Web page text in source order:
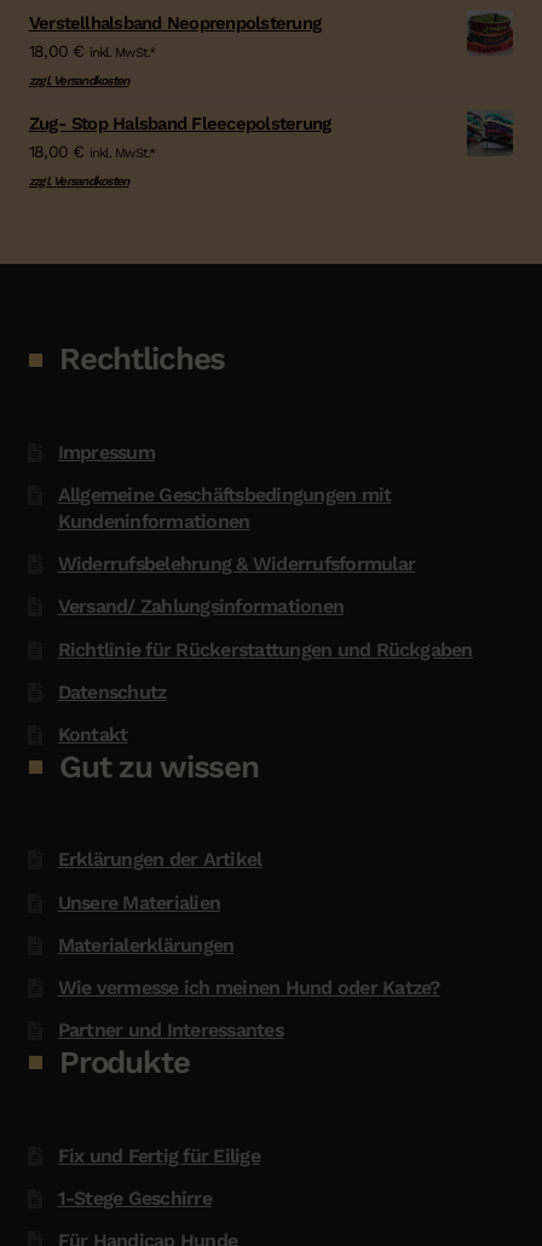
Verstellhalsband Neoprenpolsterung
18,00 € inkl. MwSt.*
zzgl. Versandkosten
Zug- Stop Halsband Fleecepolsterung
18,00 € inkl. MwSt.*
zzgl. Versandkosten
Rechtliches
Impressum
Allgemeine Geschäftsbedingungen mit
Kundeninformationen
Widerrufsbelehrung & Widerrufsformular
Versand/ Zahlungsinformationen
Richtlinie für Rückerstattungen und Rückgaben
Datenschutz
Kontakt
Gut zu wissen
Erklärungen der Artikel
Unsere Materialien
Materialerklärungen
Wie vermesse ich meinen Hund oder Katze?
Partner und Interessantes
Produkte
Fix und Fertig für Eilige
1-Stege Geschirre
Für Handicap Hunde